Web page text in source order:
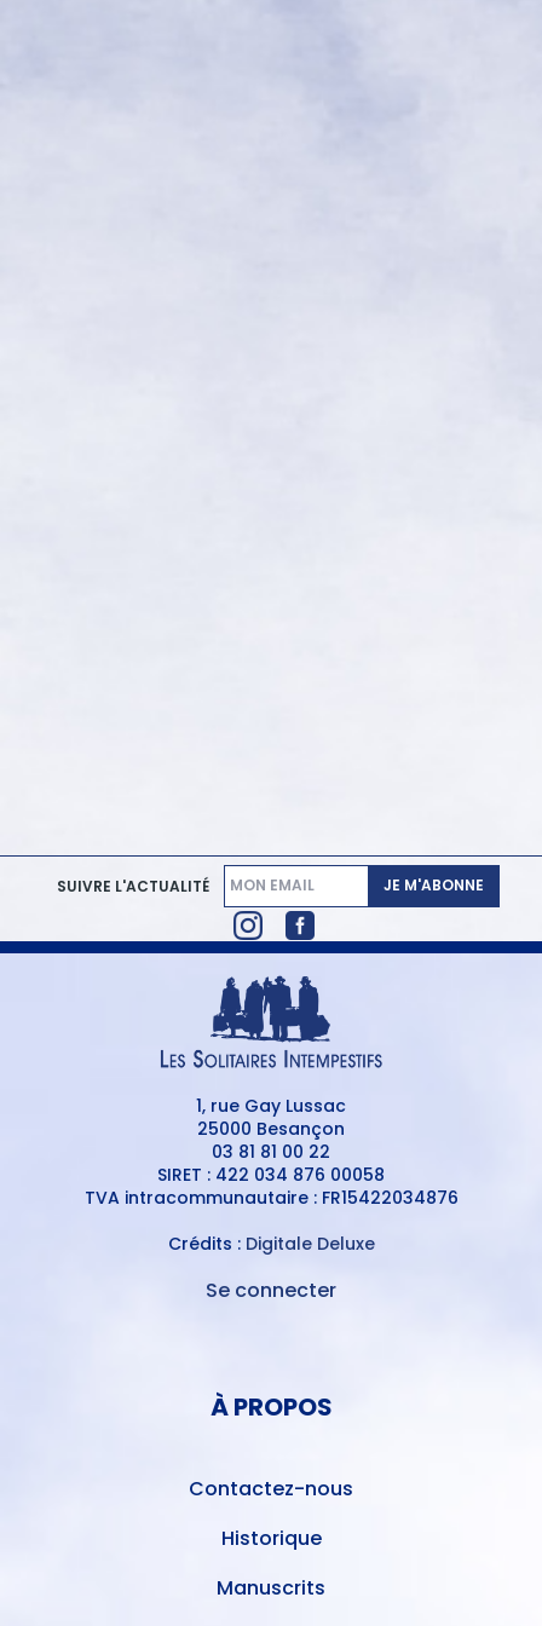
SUIVRE L'ACTUALITÉ JE M'ABONNE
1, rue Gay Lussac
25000 Besançon
03 81 81 00 22
SIRET : 422 034 876 00058
TVA intracommunautaire : FR15422034876
Crédits : Digitale Deluxe
Se connecter
À PROPOS
Contactez-nous
Historique
Manuscrits